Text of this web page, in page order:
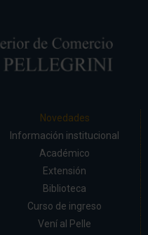
Novedades
Información institucional
Académico
Extensión
Biblioteca
Curso de ingreso
Vení al Pelle